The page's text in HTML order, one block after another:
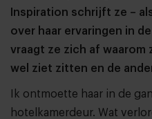
Inspiration schrijft ze –
over haar ervaringen in
vraagt ze zich af waarom
wel ziet zitten en de
Ik ontmoette haar in de
hotelkamerdeur. Wat